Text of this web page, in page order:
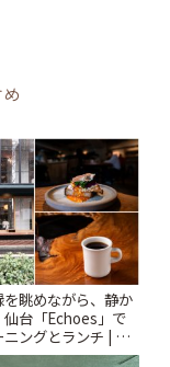
眺めながら、静か
仙台「Echoes」で
ングとランチ | こ